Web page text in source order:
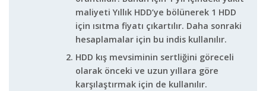
maliyeti Yıllık HDD’ye bölünerek 1 HDD
için ısıtma fiyatı çıkartılır. Daha sonraki
hesaplamalar için bu indis kullanılır.
HDD kış mevsiminin sertliğini göreceli
olarak önceki ve uzun yıllara göre
karşılaştırmak için de kullanılır.